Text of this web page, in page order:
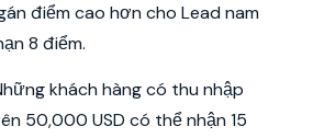
điểm cao hơn cho Lead nam
8 điểm.
khách hàng có thu nhập
50,000 USD có thể nhận 15